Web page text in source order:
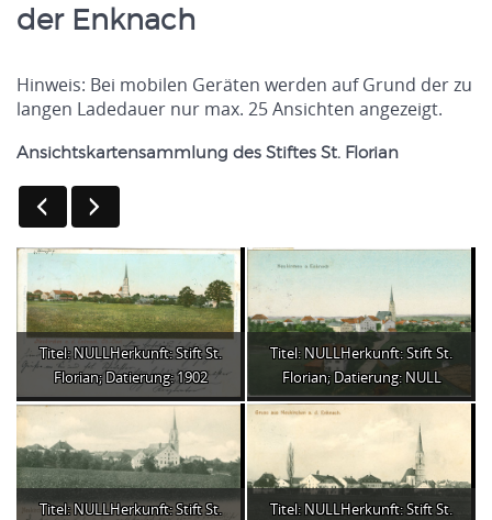
der Enknach
Hinweis: Bei mobilen Geräten werden auf Grund der zu
langen Ladedauer nur max. 25 Ansichten angezeigt.
Ansichtskartensammlung des Stiftes St. Florian
Titel: NULLHerkunft: Stift St.
Florian; Datierung: 1902
Titel: NULLHerkunft: Stift St.
Florian; Datierung: NULL
Titel: NULLHerkunft: Stift St.
Titel: NULLHerkunft: Stift St.